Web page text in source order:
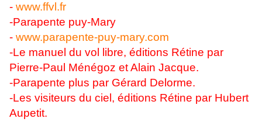
- www.ffvl.fr
-Parapente puy-Mary
- www.parapente-puy-mary.com
-Le manuel du vol libre, éditions Rétine par
Pierre-Paul Ménégoz et Alain Jacque.
-Parapente plus par Gérard Delorme.
-Les visiteurs du ciel, éditions Rétine par Hubert
Aupetit.